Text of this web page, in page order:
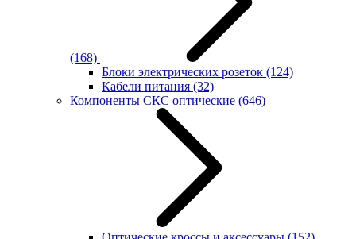
(168)
Блоки электрических розеток (124)
Кабели питания (32)
Компоненты СКС оптические (646)